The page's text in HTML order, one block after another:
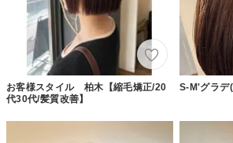
お客様スタイル 柏木【縮毛矯正/20
代30代/髪質改善】
S-M'グラデ